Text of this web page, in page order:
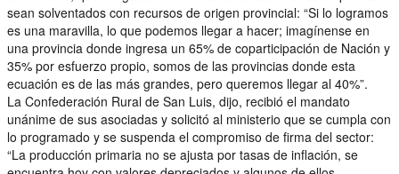
sean solventados con recursos de origen provincial: “Si lo logramos
es una maravilla, lo que podemos llegar a hacer; imagínense en
una provincia donde ingresa un 65% de coparticipación de Nación y
35% por esfuerzo propio, somos de las provincias donde esta
ecuación es de las más grandes, pero queremos llegar al 40%”.
La Confederación Rural de San Luis, dijo, recibió el mandato
unánime de sus asociadas y solicitó al ministerio que se cumpla con
lo programado y se suspenda el compromiso de firma del sector:
“La producción primaria no se ajusta por tasas de inflación, se